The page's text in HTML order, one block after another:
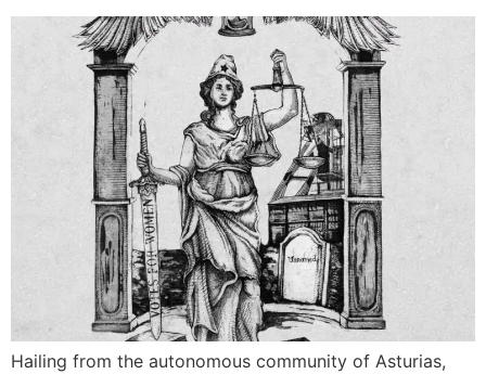
Hailing from the autonomous community of Asturias,